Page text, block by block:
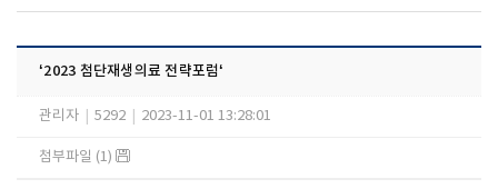
‘2023 첨단재생의료 전략포럼‘
관리자 5292 2023-11-01 13:28:01
첨부파일 (1)